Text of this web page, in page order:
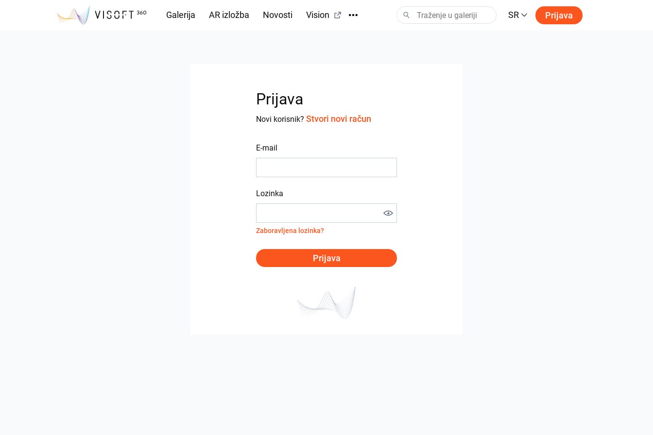
Galerija AR izložba Novosti Vision SR Prijava
Prijava
Novi korisnik? Stvori novi račun
E-mail
Lozinka
Zaboravljena lozinka?
Prijava